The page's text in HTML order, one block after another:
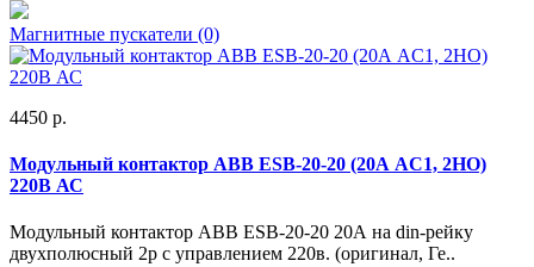
Магнитные пускатели (0)
4450 р.
Модульный контактор ABB ESB-20-20 (20А AC1, 2НО)
220В АС
Модульный контактор ABB ESB-20-20 20А на din-рейку
двухполюсный 2p с управлением 220в. (оригинал, Ге..